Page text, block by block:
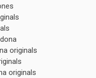
originals
originals